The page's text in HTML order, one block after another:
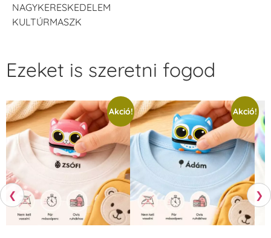
NAGYKERESKEDELEM
KULTÚRMASZK
❮
Ezeket is szeretni fogod
Akció! Akció!
❯